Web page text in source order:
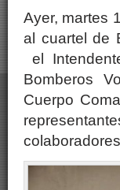
Ayer, martes
al cuartel de
el
Bomberos
Cuerpo